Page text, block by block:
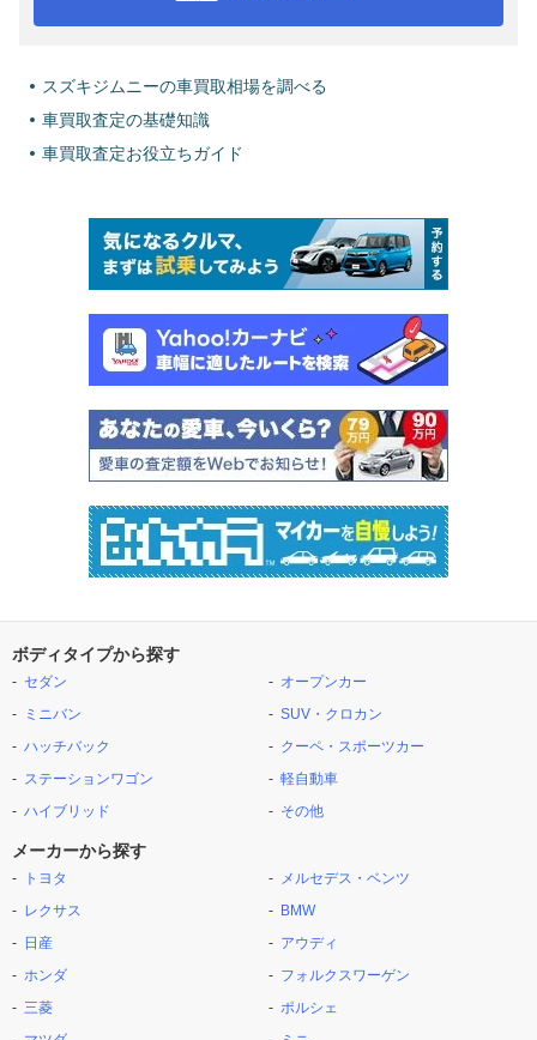
スズキジムニーの車買取相場を調べる
車買取査定の基礎知識
車買取査定お役立ちガイド
ボディタイプから探す
セダン
ミニバン
ハッチバック
ステーションワゴン
ハイブリッド
オープンカー
SUV・クロカン
クーペ・スポーツカー
軽自動車
その他
メーカーから探す
トヨタ
レクサス
日産
ホンダ
三菱
メルセデス・ベンツ
BMW
アウディ
フォルクスワーゲン
ポルシェ